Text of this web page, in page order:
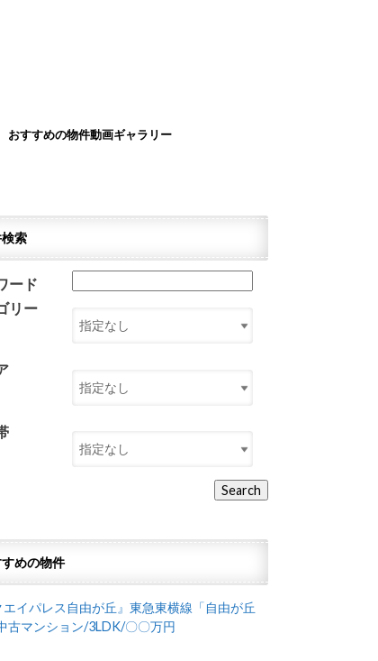
おすすめの物件動画ギャラリー
索
ード
リー
めの物件
エイパレス自由が丘』東急東横線「自由が丘
古マンション/3LDK/〇〇万円